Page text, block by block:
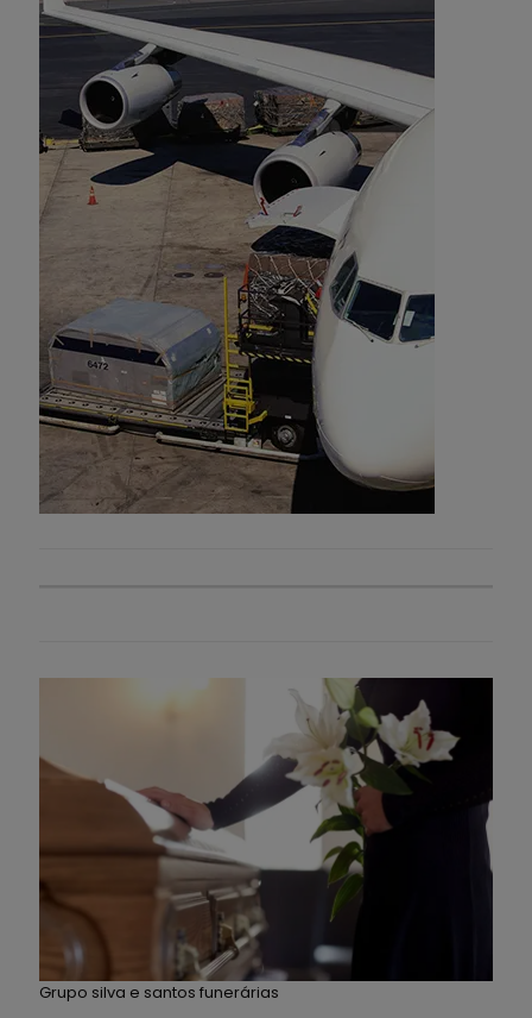
Grupo silva e santos funerárias